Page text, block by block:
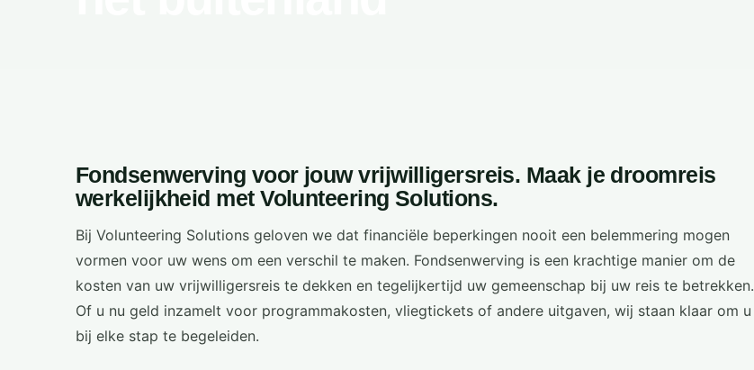
Fondsenwerving voor jouw vrijwilligersreis. Maak je droomreis
werkelijkheid met Volunteering Solutions.
Bij Volunteering Solutions geloven we dat financiële beperkingen nooit een belemmering mogen
vormen voor uw wens om een verschil te maken. Fondsenwerving is een krachtige manier om de
kosten van uw vrijwilligersreis te dekken en tegelijkertijd uw gemeenschap bij uw reis te betrekken.
Of u nu geld inzamelt voor programmakosten, vliegtickets of andere uitgaven, wij staan klaar om u
bij elke stap te begeleiden.